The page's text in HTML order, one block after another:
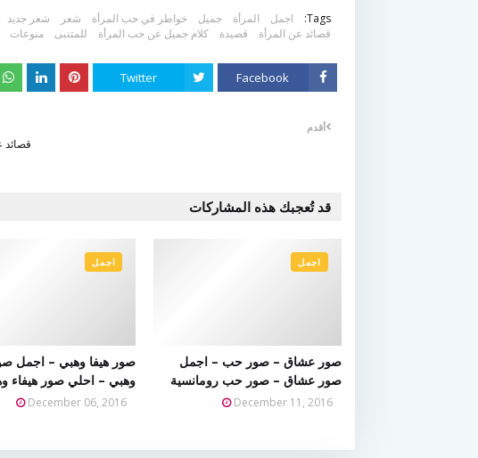
Tags: اجمل المرأة جميل خواطر في حب المرأة شعر شعر جديد
قصائد عن المرأة
قصيدة كلام جميل عن حب المرأة للمتنبى منوعات
Facebook
Twitter
أقدم
قد تُعجبك هذه المشاركات
اجمل
صور عشاق – صور حب – اجمل
صور عشاق – صور حب رومانسية
December 11, 2016
اجمل
صور هيفا وهبي – اجمل
وهبي – احلي صور هيفاء
December 06, 2016